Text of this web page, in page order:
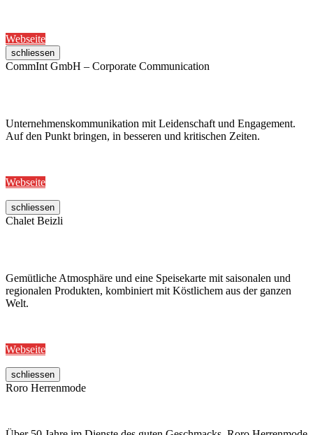
Webseite
schliessen
CommInt GmbH – Corporate Communication
Unternehmenskommunikation mit Leidenschaft und Engagement.
Auf den Punkt bringen, in besseren und kritischen Zeiten.
Webseite
schliessen
Chalet Beizli
Gemütliche Atmosphäre und eine Speisekarte mit saisonalen und
regionalen Produkten, kombiniert mit Köstlichem aus der ganzen
Welt.
Webseite
schliessen
Roro Herrenmode